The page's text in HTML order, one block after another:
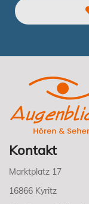
Kontakt
Marktplatz 17
16866 Kyritz